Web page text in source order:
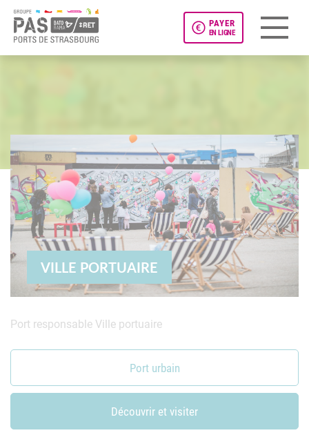
PAYER
EN LIGNE
VILLE PORTUAIRE
Port responsable Ville portuaire
Port urbain
Découvrir et visiter
Panneau de gestion des cookies